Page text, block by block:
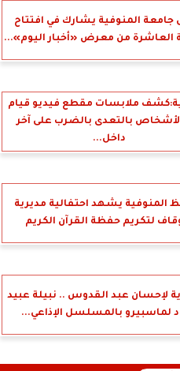
جامعة المنوفية يشارك في افتتاح
العاشرة من معرض «أخبار اليوم»...
ملابسات مقطع فيديو قيام
بالتعدى بالضرب على آخر
داخل...
المنوفية يشهد احتفالية مديرية
لتكريم حفظة القرآن الكريم
لإحسان عبد القدوس .. نبيلة عبيد
لماسبيرو بالمسلسل الإذاعي...